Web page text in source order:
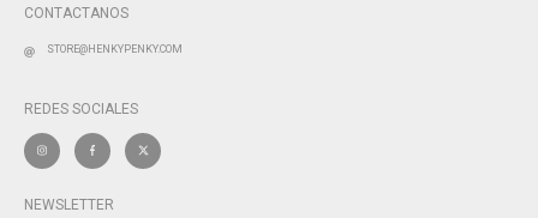
CONTACTANOS
STORE@HENKYPENKY.COM
REDES SOCIALES
NEWSLETTER